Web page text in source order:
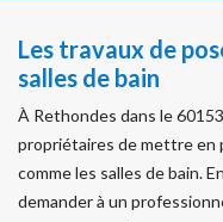
Les travaux de
salles de bain
À Rethondes dans le
propriétaires de mettre en
comme les salles de bain.
demander à un